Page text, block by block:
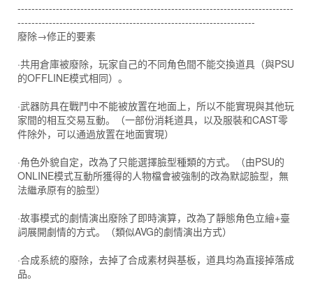
社区
旧版临时
-------------------------------------------------------------------------------
--------------------------------------------------------------------
廢除→修正的要素
·共用倉庫被廢除，玩家自己的不同角色間不能交換道具（與PSU
的OFFLINE模式相同）。
·武器防具在戰鬥中不能被放置在地面上，所以不能實現與其他玩
家間的相互交易互動。（一部份消耗道具，以及服裝和CAST零
件除外，可以通過放置在地面實現）
·角色外貌自定，改為了只能選擇臉型種類的方式。（由PSU的
ONLINE模式互動所獲得的人物檔會被強制的改為默認臉型，無
法繼承原有的臉型）
·故事模式的劇情演出廢除了即時演算，改為了靜態角色立繪+臺
詞展開劇情的方式。（類似AVG的劇情演出方式）
·合成系統的廢除，去掉了合成素材與基板，道具均為直接掉落成
品。